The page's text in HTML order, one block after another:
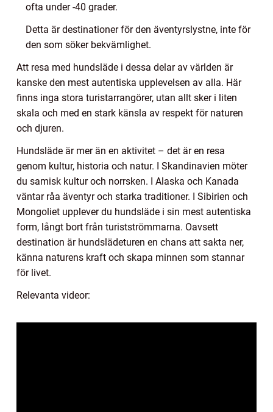
ofta under -40 grader.
Detta är destinationer för den äventyrslystne, inte för
den som söker bekvämlighet.
Att resa med hundsläde i dessa delar av världen är
kanske den mest autentiska upplevelsen av alla. Här
finns inga stora turistarrangörer, utan allt sker i liten
skala och med en stark känsla av respekt för naturen
och djuren.
Hundsläde är mer än en aktivitet – det är en resa
genom kultur, historia och natur. I Skandinavien möter
du samisk kultur och norrsken. I Alaska och Kanada
väntar råa äventyr och starka traditioner. I Sibirien och
Mongoliet upplever du hundsläde i sin mest autentiska
form, långt bort från turistströmmarna. Oavsett
destination är hundslädeturen en chans att sakta ner,
känna naturens kraft och skapa minnen som stannar
för livet.
Relevanta videor: